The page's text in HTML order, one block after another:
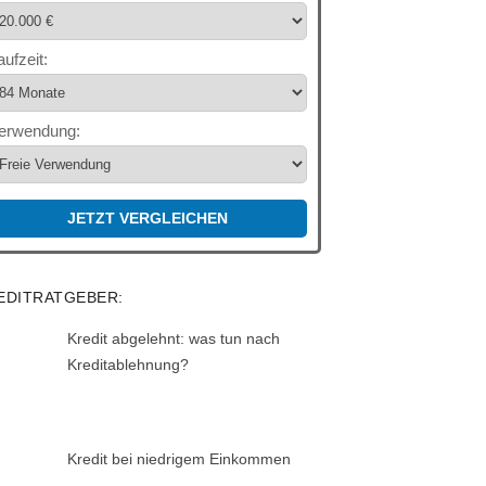
JETZT VERGLEICHEN
Kredit abgelehnt: was tun nach
Kreditablehnung?
Kredit bei niedrigem Einkommen